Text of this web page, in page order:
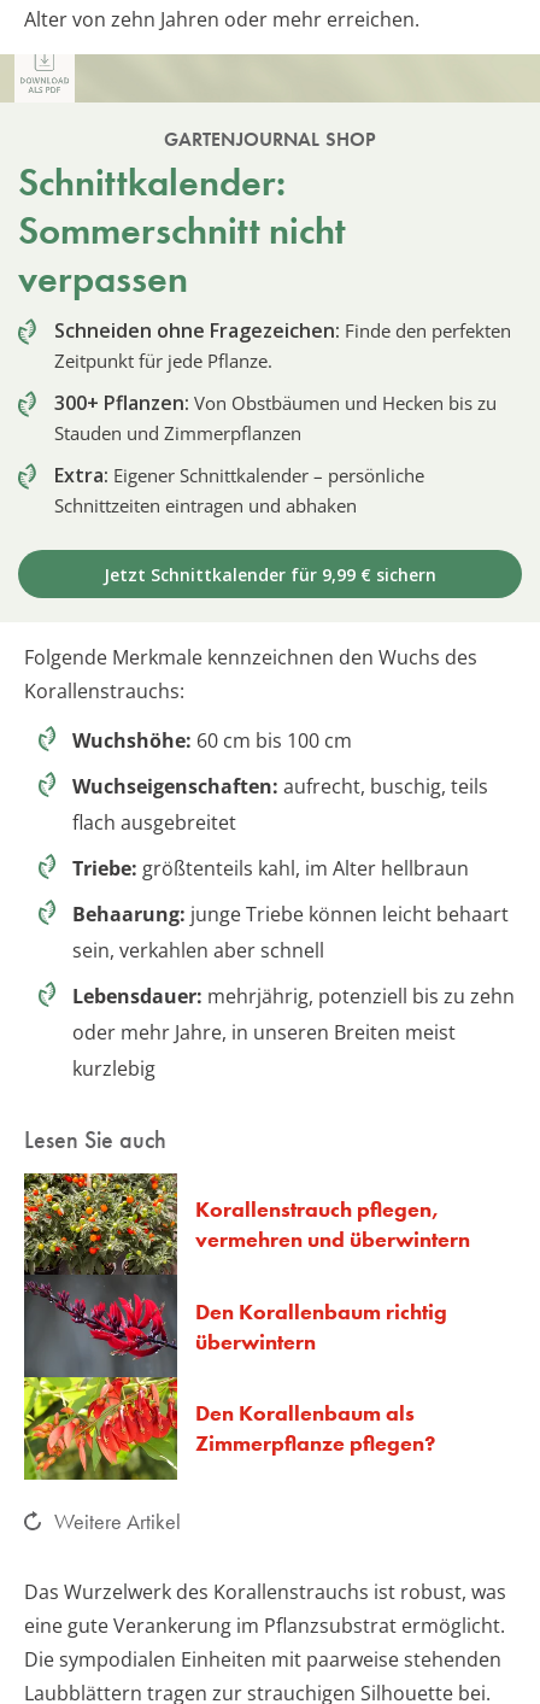
Alter von zehn Jahren oder mehr erreichen.
GARTENJOURNAL SHOP
Schnittkalender:
Sommerschnitt nicht
verpassen
Schneiden ohne Fragezeichen: Finde den perfekten
Zeitpunkt für jede Pflanze.
300+ Pflanzen: Von Obstbäumen und Hecken bis zu
Stauden und Zimmerpflanzen
Extra: Eigener Schnittkalender – persönliche
Schnittzeiten eintragen und abhaken
Jetzt Schnittkalender für 9,99 € sichern
Folgende Merkmale kennzeichnen den Wuchs des
Korallenstrauchs:
Wuchshöhe: 60 cm bis 100 cm
Wuchseigenschaften: aufrecht, buschig, teils
flach ausgebreitet
Triebe: größtenteils kahl, im Alter hellbraun
Behaarung: junge Triebe können leicht behaart
sein, verkahlen aber schnell
Lebensdauer: mehrjährig, potenziell bis zu zehn
oder mehr Jahre, in unseren Breiten meist
kurzlebig
Lesen Sie auch
Korallenstrauch pflegen,
vermehren und überwintern
Den Korallenbaum richtig
überwintern
Den Korallenbaum als
Zimmerpflanze pflegen?
Weitere Artikel
Das Wurzelwerk des Korallenstrauchs ist robust, was
eine gute Verankerung im Pflanzsubstrat ermöglicht.
Die sympodialen Einheiten mit paarweise stehenden
Laubblättern tragen zur strauchigen Silhouette bei.